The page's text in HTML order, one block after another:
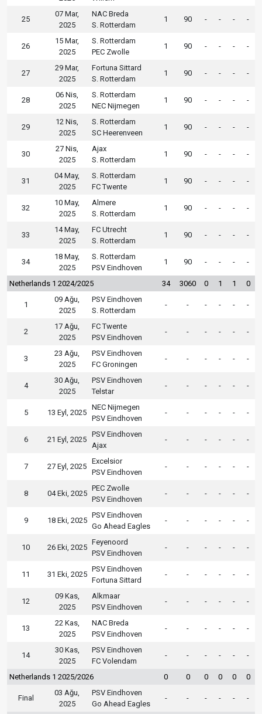
25
07 Mar,
2025
NAC Breda
S. Rotterdam
1 90 - - - -
26
15 Mar,
2025
S. Rotterdam
PEC Zwolle
1 90 - - - -
27
29 Mar,
2025
Fortuna Sittard
S. Rotterdam
1 90 - - - -
28
06 Nis,
2025
S. Rotterdam
NEC Nijmegen
1 90 - - - -
29
12 Nis,
2025
S. Rotterdam
SC Heerenveen
1 90 - - - -
30
27 Nis,
2025
Ajax
S. Rotterdam
1 90 - - - -
31
04 May,
2025
S. Rotterdam
FC Twente
1 90 - - - -
32
10 May,
2025
Almere
S. Rotterdam
1 90 - - - -
33
14 May,
2025
FC Utrecht
S. Rotterdam
1 90 - - - -
34
18 May,
2025
S. Rotterdam
PSV Eindhoven
1 90 - - - -
Netherlands 1 2024/2025 34 3060 0 1 1 0
1
09 Ağu,
2025
PSV Eindhoven
S. Rotterdam
- - - - - -
2
17 Ağu,
2025
FC Twente
PSV Eindhoven
- - - - - -
3
23 Ağu,
2025
PSV Eindhoven
FC Groningen
- - - - - -
4
30 Ağu,
2025
PSV Eindhoven
Telstar
- - - - - -
5 13 Eyl, 2025
NEC Nijmegen
PSV Eindhoven
- - - - - -
6 21 Eyl, 2025
PSV Eindhoven
Ajax
- - - - - -
7 27 Eyl, 2025
Excelsior
PSV Eindhoven
- - - - - -
8 04 Eki, 2025
PEC Zwolle
PSV Eindhoven
- - - - - -
9 18 Eki, 2025
PSV Eindhoven
Go Ahead Eagles
- - - - - -
10 26 Eki, 2025
Feyenoord
PSV Eindhoven
- - - - - -
11 31 Eki, 2025
PSV Eindhoven
Fortuna Sittard
- - - - - -
12
09 Kas,
2025
Alkmaar
PSV Eindhoven
- - - - - -
13
22 Kas,
2025
NAC Breda
PSV Eindhoven
- - - - - -
14
30 Kas,
2025
PSV Eindhoven
FC Volendam
- - - - - -
Netherlands 1 2025/2026 0 0 0 0 0 0
Final
03 Ağu,
2025
PSV Eindhoven
Go Ahead Eagles
- - - - - -